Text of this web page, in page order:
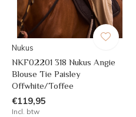
Nukus
NKF02201 318 Nukus Angie
Blouse Tie Paisley
Offwhite/Toffee
€119,95
Incl. btw